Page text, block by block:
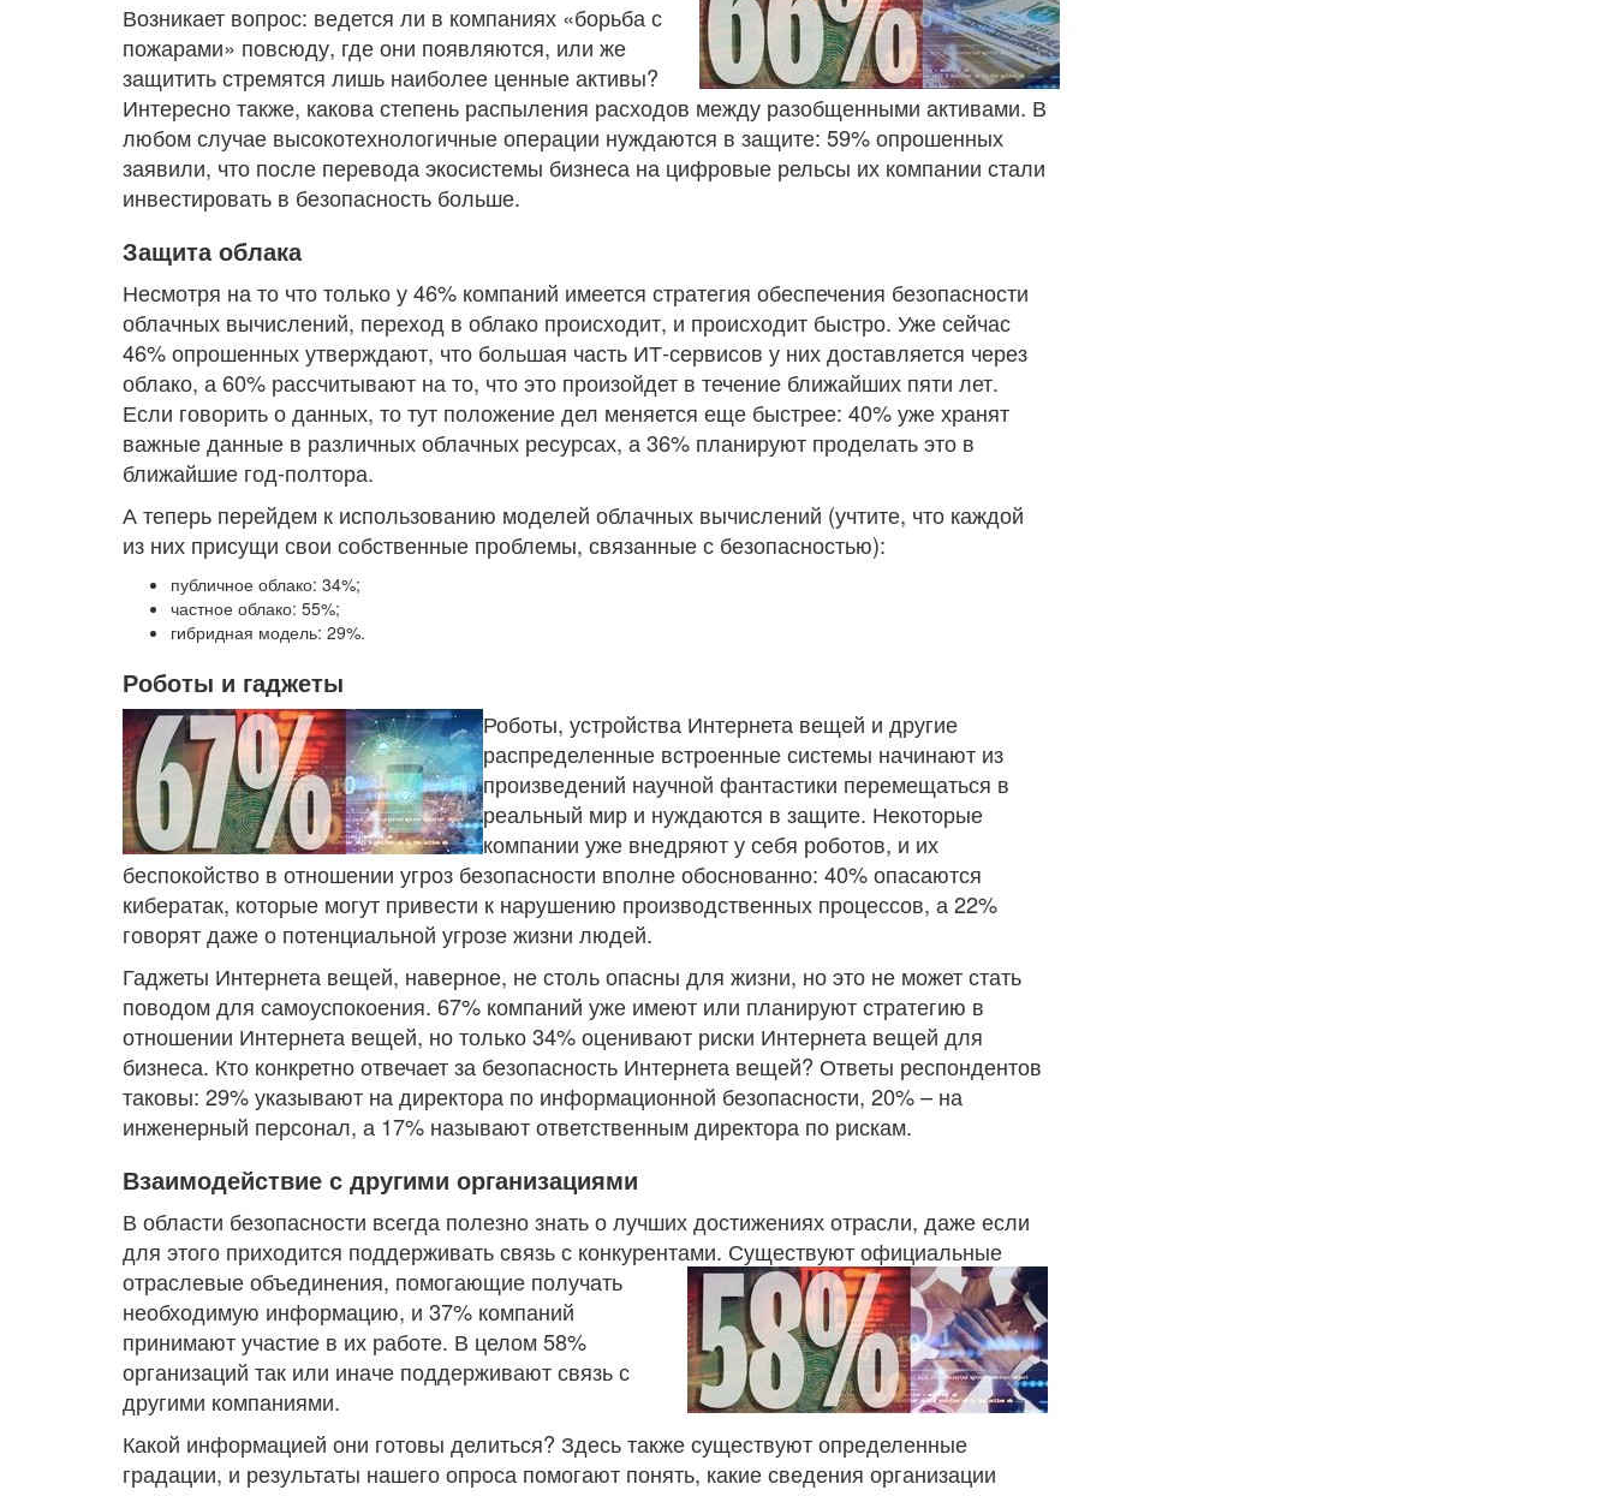
Возникает вопрос: ведется ли в компаниях «борьба с
пожарами» повсюду, где они появляются, или же
защитить стремятся лишь наиболее ценные активы?
Интересно также, какова степень распыления расходов между разобщенными активами. В
любом случае высокотехнологичные операции нуждаются в защите: 59% опрошенных
заявили, что после перевода экосистемы бизнеса на цифровые рельсы их компании стали
инвестировать в безопасность больше.
Защита облака
Несмотря на то что только у 46% компаний имеется стратегия обеспечения безопасности
облачных вычислений, переход в облако происходит, и происходит быстро. Уже сейчас
46% опрошенных утверждают, что большая часть ИТ-сервисов у них доставляется через
облако, а 60% рассчитывают на то, что это произойдет в течение ближайших пяти лет.
Если говорить о данных, то тут положение дел меняется еще быстрее: 40% уже хранят
важные данные в различных облачных ресурсах, а 36% планируют проделать это в
ближайшие год-полтора.
А теперь перейдем к использованию моделей облачных вычислений (учтите, что каждой
из них присущи свои собственные проблемы, связанные с безопасностью):
публичное облако: 34%;
частное облако: 55%;
гибридная модель: 29%.
Роботы и гаджеты
Роботы, устройства Интернета вещей и другие
распределенные встроенные системы начинают из
произведений научной фантастики перемещаться в
реальный мир и нуждаются в защите. Некоторые
компании уже внедряют у себя роботов, и их
беспокойство в отношении угроз безопасности вполне обоснованно: 40% опасаются
кибератак, которые могут привести к нарушению производственных процессов, а 22%
говорят даже о потенциальной угрозе жизни людей.
Гаджеты Интернета вещей, наверное, не столь опасны для жизни, но это не может стать
поводом для самоуспокоения. 67% компаний уже имеют или планируют стратегию в
отношении Интернета вещей, но только 34% оценивают риски Интернета вещей для
бизнеса. Кто конкретно отвечает за безопасность Интернета вещей? Ответы респондентов
таковы: 29% указывают на директора по информационной безопасности, 20% – на
инженерный персонал, а 17% называют ответственным директора по рискам.
Взаимодействие с другими организациями
В области безопасности всегда полезно знать о лучших достижениях отрасли, даже если
для этого приходится поддерживать связь с конкурентами. Существуют официальные
отраслевые объединения, помогающие получать
необходимую информацию, и 37% компаний
принимают участие в их работе. В целом 58%
организаций так или иначе поддерживают связь с
другими компаниями.
Какой информацией они готовы делиться? Здесь также существуют определенные
градации, и результаты нашего опроса помогают понять, какие сведения организации